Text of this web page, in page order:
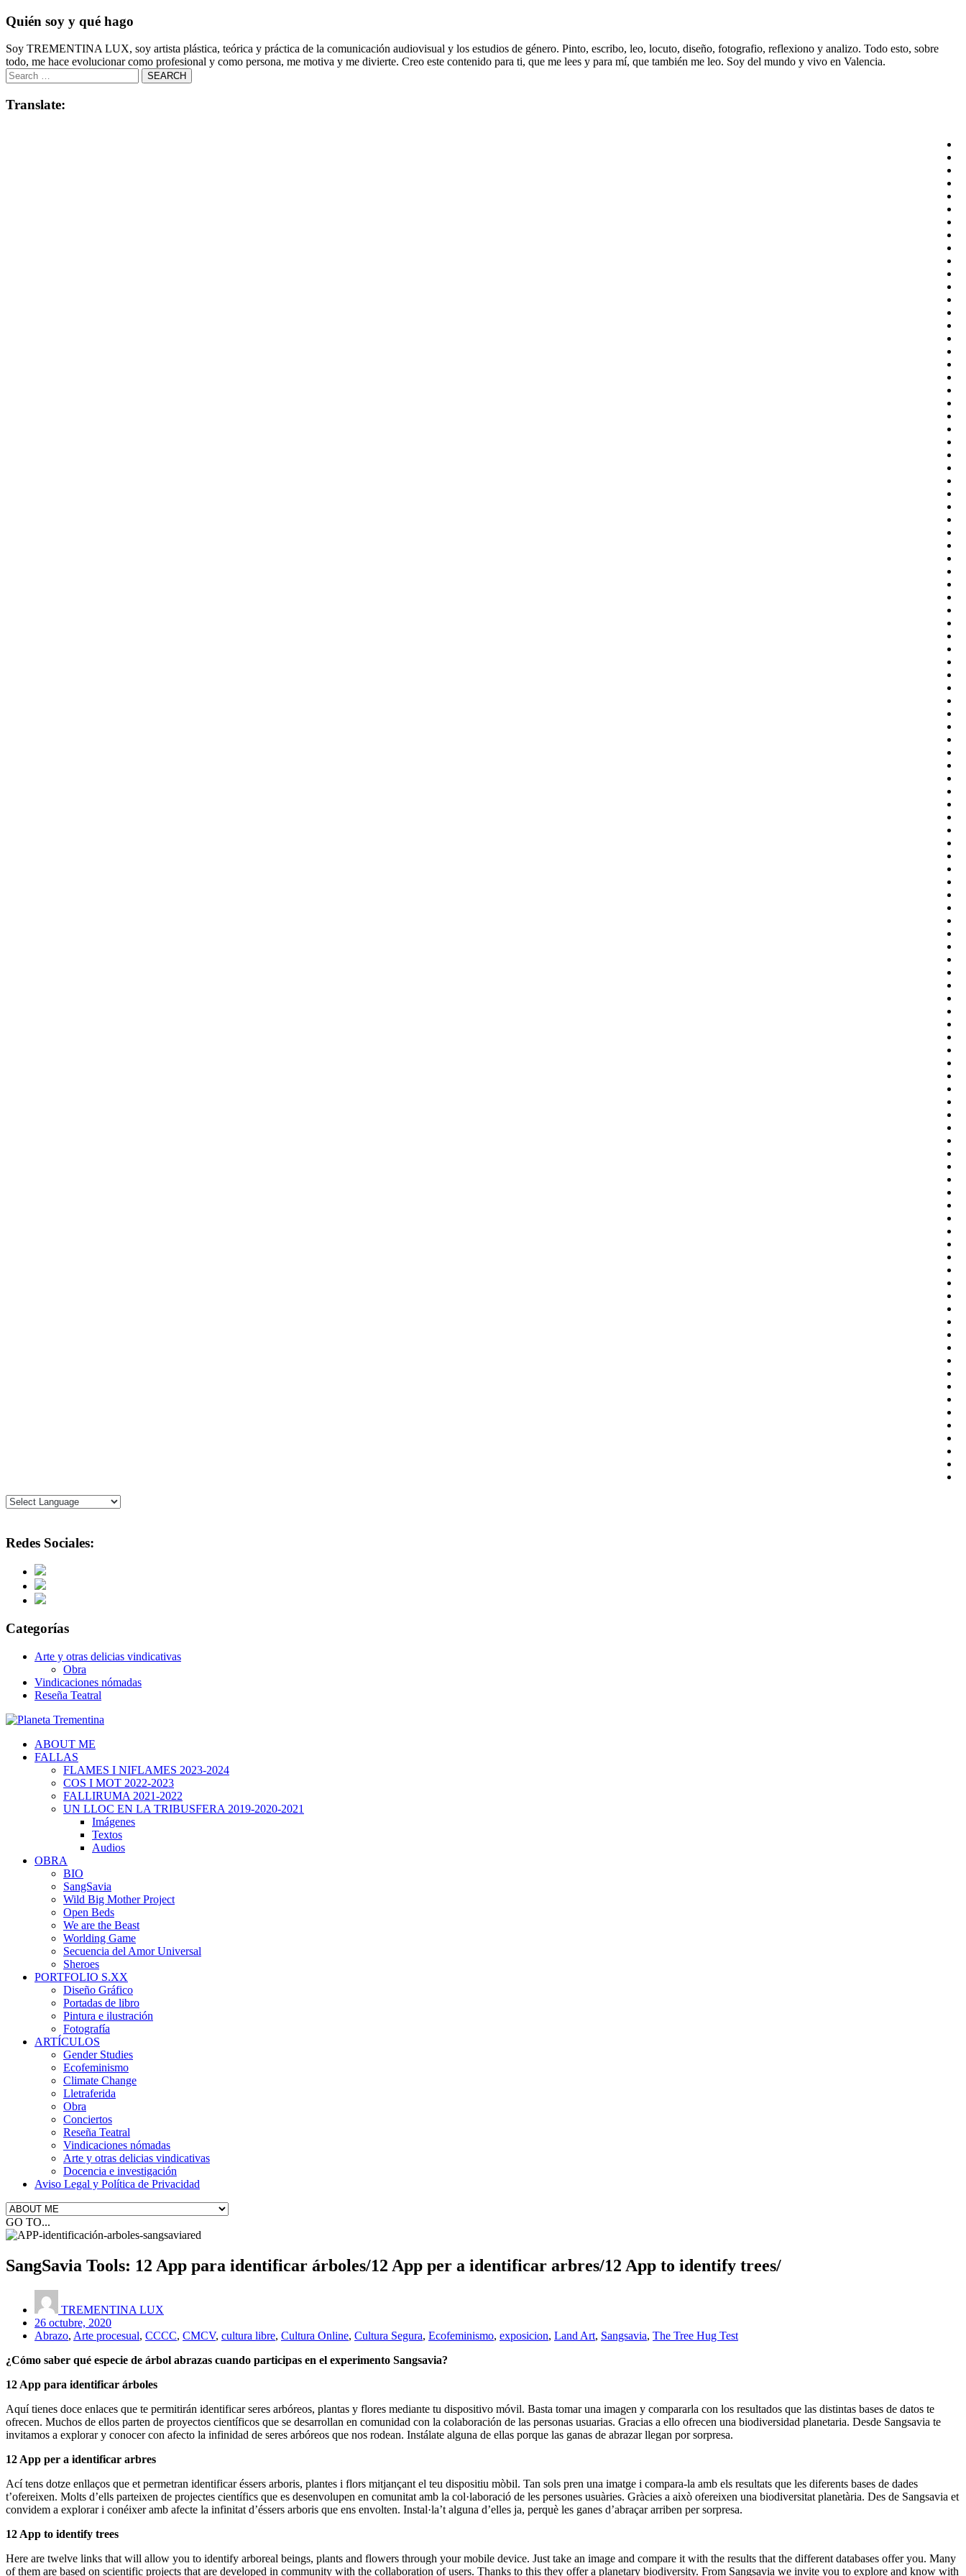
Quién soy y qué hago
Soy TREMENTINA LUX, soy artista plástica, teórica y práctica de la comunicación audiovisual y los estudios de género. Pinto, escribo, leo, locuto, diseño, fotografio, reflexiono y analizo. Todo esto, sobre
todo, me hace evolucionar como profesional y como persona, me motiva y me divierte. Creo este contenido para ti, que me lees y para mí, que también me leo. Soy del mundo y vivo en Valencia.
Translate:
Redes Sociales:
Categorías
Arte y otras delicias vindicativas
Obra
Vindicaciones nómadas
Reseña Teatral
ABOUT ME
FALLAS
FLAMES I NIFLAMES 2023-2024
COS I MOT 2022-2023
FALLIRUMA 2021-2022
UN LLOC EN LA TRIBUSFERA 2019-2020-2021
Imágenes
Textos
Audios
OBRA
BIO
SangSavia
Wild Big Mother Project
Open Beds
We are the Beast
Worlding Game
Secuencia del Amor Universal
Sheroes
PORTFOLIO S.XX
Diseño Gráfico
Portadas de libro
Pintura e ilustración
Fotografía
ARTÍCULOS
Gender Studies
Ecofeminismo
Climate Change
Lletraferida
Obra
Conciertos
Reseña Teatral
Vindicaciones nómadas
Arte y otras delicias vindicativas
Docencia e investigación
Aviso Legal y Política de Privacidad
GO TO...
SangSavia Tools: 12 App para identificar árboles/12 App per a identificar arbres/12 App to identify trees/
TREMENTINA LUX
26 octubre, 2020
Abrazo, Arte procesual, CCCC, CMCV, cultura libre, Cultura Online, Cultura Segura, Ecofeminismo, exposicion, Land Art, Sangsavia, The Tree Hug Test
¿Cómo saber qué especie de árbol abrazas cuando participas en el experimento Sangsavia?
12 App para identificar árboles
Aquí tienes doce enlaces que te permitirán identificar seres arbóreos, plantas y flores mediante tu dispositivo móvil. Basta tomar una imagen y compararla con los resultados que las distintas bases de datos te
ofrecen. Muchos de ellos parten de proyectos científicos que se desarrollan en comunidad con la colaboración de las personas usuarias. Gracias a ello ofrecen una biodiversidad planetaria. Desde Sangsavia te
invitamos a explorar y conocer con afecto la infinidad de seres arbóreos que nos rodean. Instálate alguna de ellas porque las ganas de abrazar llegan por sorpresa.
12 App per a identificar arbres
Ací tens dotze enllaços que et permetran identificar éssers arboris, plantes i flors mitjançant el teu dispositiu mòbil. Tan sols pren una imatge i compara-la amb els resultats que les diferents bases de dades
t’ofereixen. Molts d’ells parteixen de projectes científics que es desenvolupen en comunitat amb la col·laboració de les persones usuàries. Gràcies a això ofereixen una biodiversitat planetària. Des de Sangsavia et
convidem a explorar i conéixer amb afecte la infinitat d’éssers arboris que ens envolten. Instal·la’t alguna d’elles ja, perquè les ganes d’abraçar arriben per sorpresa.
12 App to identify trees
Here are twelve links that will allow you to identify arboreal beings, plants and flowers through your mobile device. Just take an image and compare it with the results that the different databases offer you. Many
of them are based on scientific projects that are developed in community with the collaboration of users. Thanks to this they offer a planetary biodiversity. From Sangsavia we invite you to explore and know with